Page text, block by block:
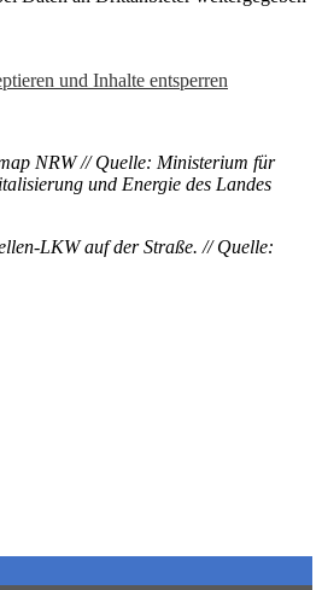
und Inhalte entsperren
NRW // Quelle: Ministerium für
und Energie des Landes
LKW auf der Straße. // Quelle: